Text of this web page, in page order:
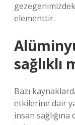
elementtir.
sağlıklı
Bazı
etkilerine dair
insan